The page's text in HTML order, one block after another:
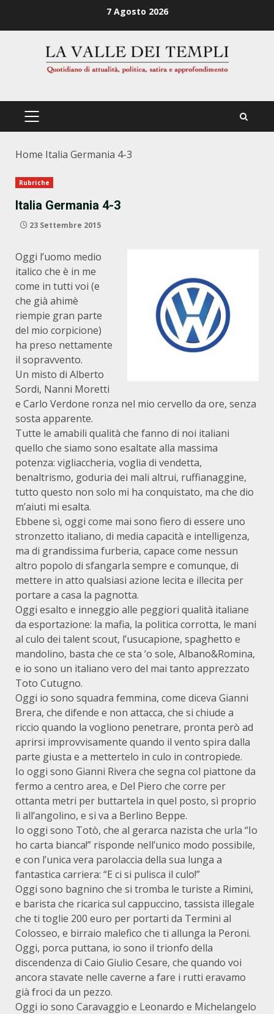
7 Agosto 2026
PRIMÄRES
Home Italia Germania 4-3
Rubriche
Italia Germania 4-3
23 Settembre 2015
Oggi l’uomo medio
italico che è in me
come in tutti voi (e
che già ahimè
riempie gran parte
del mio corpicione)
ha preso nettamente
il sopravvento.
Un misto di Alberto
Sordi, Nanni Moretti
e Carlo Verdone ronza nel mio cervello da ore, senza
sosta apparente.
Tutte le amabili qualità che fanno di noi italiani
quello che siamo sono esaltate alla massima
potenza: vigliaccheria, voglia di vendetta,
benaltrismo, goduria dei mali altrui, ruffianaggine,
tutto questo non solo mi ha conquistato, ma che dio
m’aiuti mi esalta.
Ebbene sì, oggi come mai sono fiero di essere uno
stronzetto italiano, di media capacità e intelligenza,
ma di grandissima furberia, capace come nessun
altro popolo di sfangarla sempre e comunque, di
mettere in atto qualsiasi azione lecita e illecita per
portare a casa la pagnotta.
Oggi esalto e inneggio alle peggiori qualità italiane
da esportazione: la mafia, la politica corrotta, le mani
al culo dei talent scout, l’usucapione, spaghetto e
mandolino, basta che ce sta ‘o sole, Albano&Romina,
e io sono un italiano vero del mai tanto apprezzato
Toto Cutugno.
Oggi io sono squadra femmina, come diceva Gianni
Brera, che difende e non attacca, che si chiude a
riccio quando la vogliono penetrare, pronta però ad
aprirsi improvvisamente quando il vento spira dalla
parte giusta e a mettertelo in culo in contropiede.
Io oggi sono Gianni Rivera che segna col piattone da
fermo a centro area, e Del Piero che corre per
ottanta metri per buttartela in quel posto, sì proprio
lì all’angolino, e si va a Berlino Beppe.
Io oggi sono Totò, che al gerarca nazista che urla “Io
ho carta bianca!” risponde nell’unico modo possibile,
e con l’unica vera parolaccia della sua lunga a
fantastica carriera: “E ci si pulisca il culo!”
Oggi sono bagnino che si tromba le turiste a Rimini,
e barista che ricarica sul cappuccino, tassista illegale
che ti toglie 200 euro per portarti da Termini al
Colosseo, e birraio malefico che ti allunga la Peroni.
Oggi, porca puttana, io sono il trionfo della
discendenza di Caio Giulio Cesare, che quando voi
ancora stavate nelle caverne a fare i rutti eravamo
già froci da un pezzo.
Oggi io sono Caravaggio e Leonardo e Michelangelo